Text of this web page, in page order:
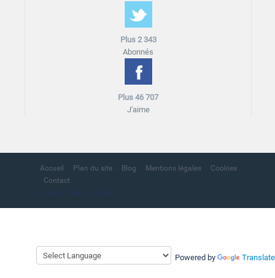
Powered by Translate
Plus 2 343
Abonnés
Plus 46 707
J'aime
Accueil Plan du site Blog Mentions légales
Cookies
Contact